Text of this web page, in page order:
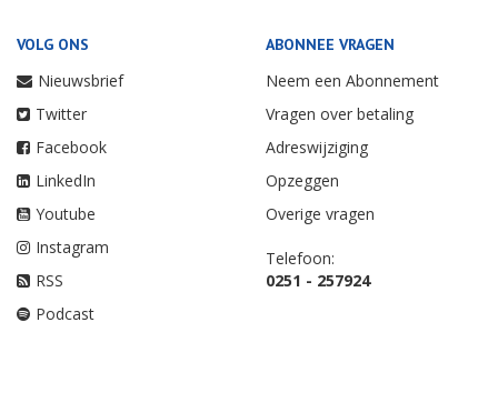
VOLG ONS
Nieuwsbrief
Twitter
Facebook
LinkedIn
Youtube
Instagram
RSS
Podcast
ABONNEE VRAGEN
Neem een Abonnement
Vragen over betaling
Adreswijziging
Opzeggen
Overige vragen
Telefoon:
0251 - 257924